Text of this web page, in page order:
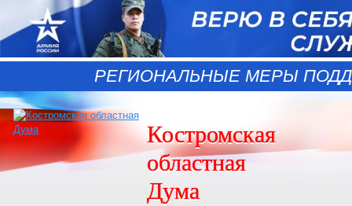
РЕГИОНАЛЬНЫЕ МЕРЫ
Костромская
областная
Дума